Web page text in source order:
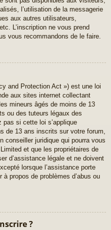
l’utilisation de la messagerie
aux autres utilisateurs,
L’inscription ne vous prend
vous recommandons de le faire.
and Protection Act ») est une loi
aux sites internet collectant
mineurs âgés de moins de 13
ou des tuteurs légaux des
si cette loi s’applique
de 13 ans inscrits sur votre forum,
conseiller juridique qui pourra vous
et que les propriétaires de
d’assistance légale et ne doivent
lorsque l’assistance porte
propos de problèmes d’abus ou
?